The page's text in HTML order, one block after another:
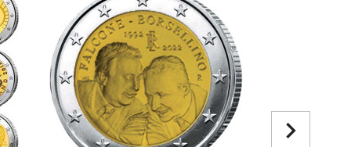
navigate_next